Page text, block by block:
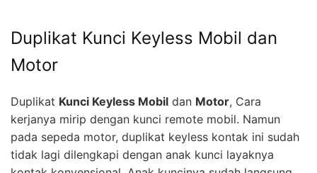
Duplikat Kunci Keyless Mobil dan
Motor
Duplikat Kunci Keyless Mobil dan Motor, Cara
kerjanya mirip dengan kunci remote mobil. Namun
pada sepeda motor, duplikat keyless kontak ini sudah
tidak lagi dilengkapi dengan anak kunci layaknya